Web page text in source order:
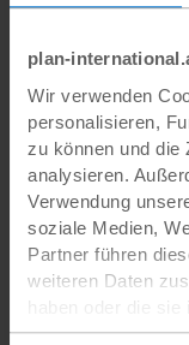
plan-
Wir verwenden
personalisieren,
zu können und die
analysieren.
Verwendung
soziale Medien,
Partner führen
weiteren Daten
gesammelt haben.
Bundesland
Wie bist Du auf
Advocates
geworden?